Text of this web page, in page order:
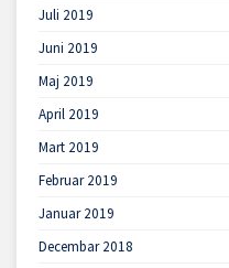
Juli 2019
Juni 2019
Maj 2019
April 2019
Mart 2019
Februar 2019
Januar 2019
Decembar 2018